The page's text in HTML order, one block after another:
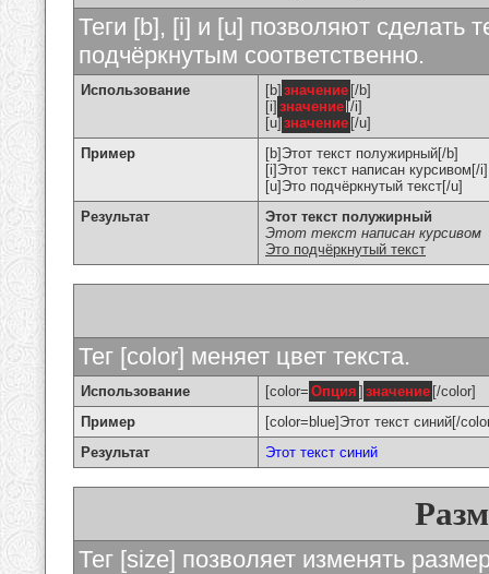
Теги [b], [i] и [u] позволяют сделать
подчёркнутым соответственно.
Использование [b] значение [/b]
[i] значение [/i]
[u] значение [/u]
Пример
[b]Этот текст полужирный[/b]
[i]Этот текст написан курсивом[/i]
[u]Это подчёркнутый текст[/u]
Результат
Этот текст полужирный
Этот текст написан курсивом
Это подчёркнутый текст
Тег [color] меняет цвет текста.
Использование [color= Опция ] значение [/color]
Пример
[color=blue]Этот текст синий[/
Результат
Этот текст синий
Тег [size] позволяет изменять